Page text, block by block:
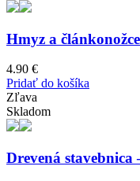
Hmyz a
4.90 €
Pridať do košíka
Zľava
Skladom
Drevená stavebnica